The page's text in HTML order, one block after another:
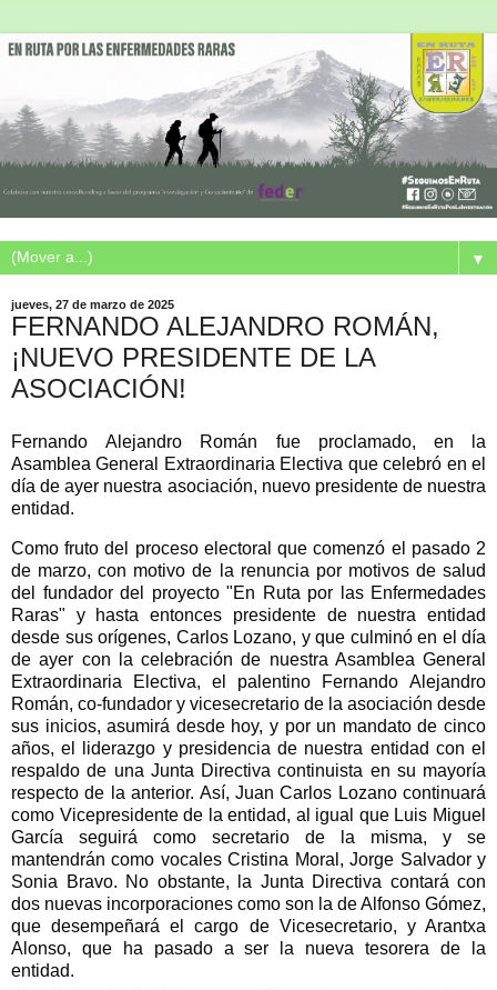
▼
jueves, 27 de marzo de 2025
FERNANDO ALEJANDRO ROMÁN,
¡NUEVO PRESIDENTE DE LA
ASOCIACIÓN!
Fernando Alejandro Román fue proclamado, en la
Asamblea General Extraordinaria Electiva que celebró en el
día de ayer nuestra asociación, nuevo presidente de nuestra
entidad.
Como fruto del proceso electoral que comenzó el pasado 2
de marzo, con motivo de la renuncia por motivos de salud
del fundador del proyecto "En Ruta por las Enfermedades
Raras" y hasta entonces presidente de nuestra entidad
desde sus orígenes, Carlos Lozano, y que culminó en el día
de ayer con la celebración de nuestra Asamblea General
Extraordinaria Electiva, el palentino Fernando Alejandro
Román, co-fundador y vicesecretario de la asociación desde
sus inicios, asumirá desde hoy, y por un mandato de cinco
años, el liderazgo y presidencia de nuestra entidad con el
respaldo de una Junta Directiva continuista en su mayoría
respecto de la anterior. Así, Juan Carlos Lozano continuará
como Vicepresidente de la entidad, al igual que Luis Miguel
García seguirá como secretario de la misma, y se
mantendrán como vocales Cristina Moral, Jorge Salvador y
Sonia Bravo. No obstante, la Junta Directiva contará con
dos nuevas incorporaciones como son la de Alfonso Gómez,
que desempeñará el cargo de Vicesecretario, y Arantxa
Alonso, que ha pasado a ser la nueva tesorera de la
entidad.